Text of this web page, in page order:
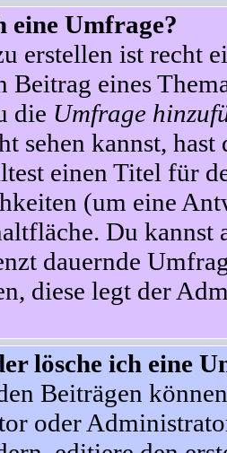
eine Umfrage?
erstellen ist recht
Beitrag eines
die Umfrage
sehen kannst,
einen Titel für
(um eine
Du
dauernde
diese legt der
lösche ich eine
Beiträgen
oder